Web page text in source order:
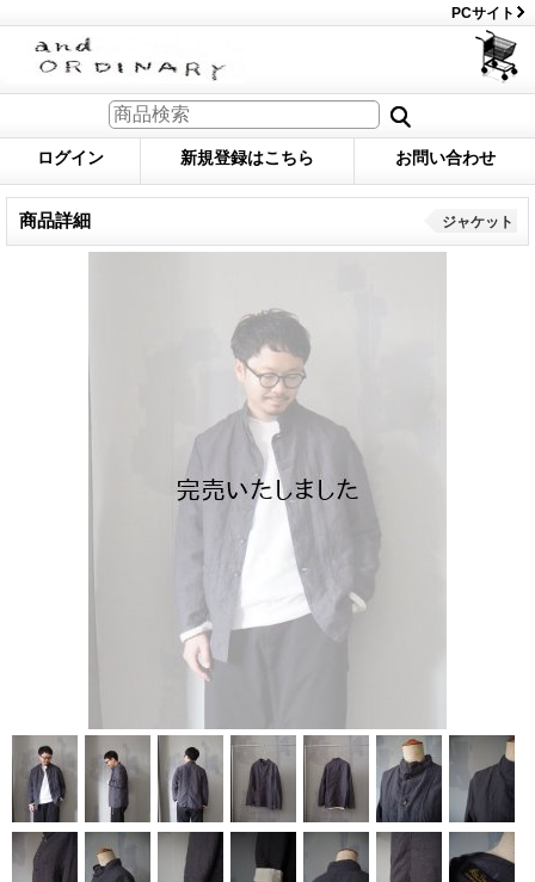
PCサイト
ログイン 新規登録はこちら お問い合わせ
商品詳細 ジャケット